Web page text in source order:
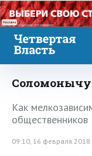
Реклама
Как
общественников
09:10, 16 февраля 2018